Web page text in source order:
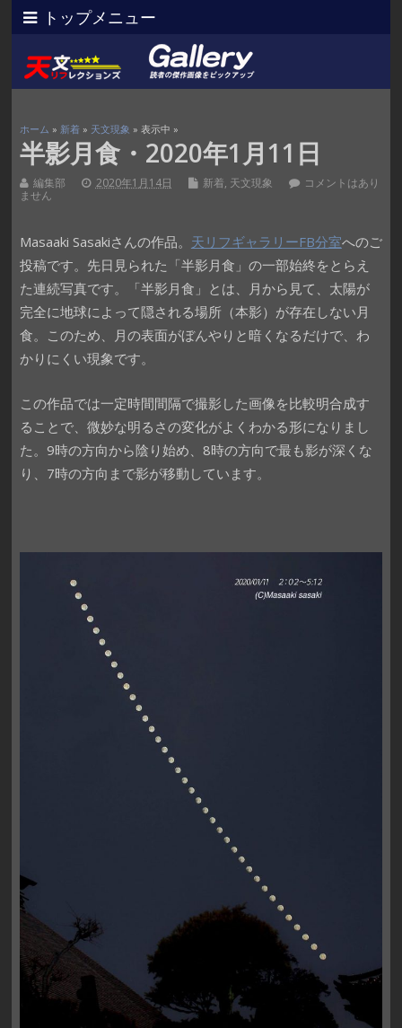
トップメニュー
ホーム » 新着» 天文現象 » 表示中 »
半影月食・2020年1月11日
編集部 2020年1月14日 新着, 天文現象
コメントはあり
ません
Masaaki Sasakiさんの作品。 天リフギャラリーFB分室へのご
投稿です。先日見られた「半影月食」の一部始終をとらえ
た連続写真です。「半影月食」とは、月から見て、太陽が
完全に地球によって隠される場所（本影）が存在しない月
食。このため、月の表面がぼんやりと暗くなるだけで、わ
かりにくい現象です。
この作品では一定時間間隔で撮影した画像を比較明合成す
ることで、微妙な明るさの変化がよくわかる形になりまし
た。9時の方向から陰り始め、8時の方向で最も影が深くな
り、7時の方向まで影が移動しています。